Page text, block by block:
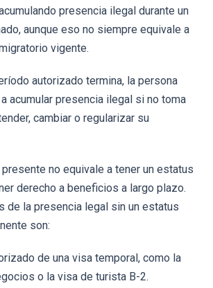
presencia ilegal durante un
aunque eso no siempre equivale a
vigente.
autorizado termina, la persona
acumular presencia ilegal si no toma
cambiar o regularizar su
no equivale a tener un estatus
derecho a beneficios a largo plazo.
de la presencia legal sin un estatus
son:
de una visa temporal, como la
o la visa de turista B-2.